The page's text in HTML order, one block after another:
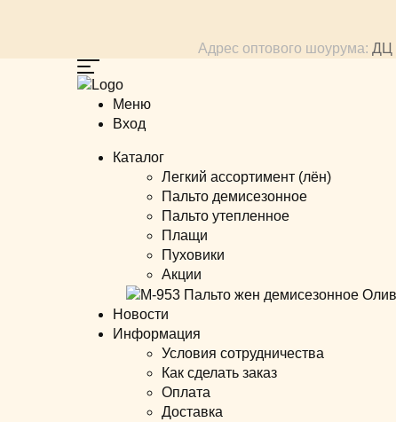
Адрес оптового шоурума: ДЦ
Меню
Вход
Каталог
Легкий ассортимент (лён)
Пальто демисезонное
Пальто утепленное
Плащи
Пуховики
Акции
Новости
Информация
Условия сотрудничества
Как сделать заказ
Оплата
Доставка